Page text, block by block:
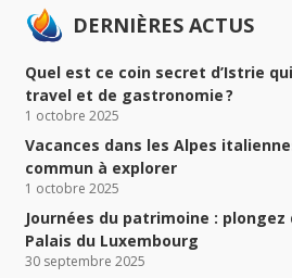
DERNIÈRES ACTUS
Quel est ce coin secret d’Istrie
travel et de gastronomie ?
1 octobre 2025
Vacances dans les Alpes
commun à explorer
1 octobre 2025
Journées du patrimoine :
Palais du Luxembourg
30 septembre 2025